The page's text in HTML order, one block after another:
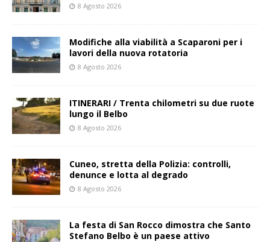
8 Agosto 2026
Modifiche alla viabilità a Scaparoni per i
lavori della nuova rotatoria
8 Agosto 2026
ITINERARI / Trenta chilometri su due ruote
lungo il Belbo
8 Agosto 2026
Cuneo, stretta della Polizia: controlli,
denunce e lotta al degrado
8 Agosto 2026
La festa di San Rocco dimostra che Santo
Stefano Belbo è un paese attivo